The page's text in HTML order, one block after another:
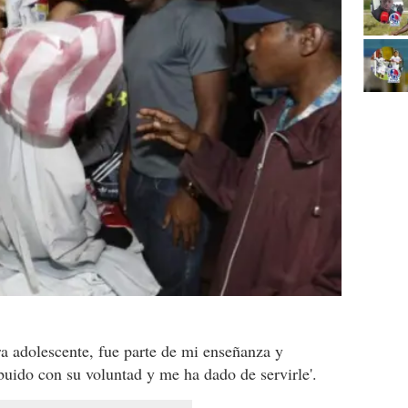
fue parte de mi enseñanza y
con su voluntad y me ha dado de servirle'.